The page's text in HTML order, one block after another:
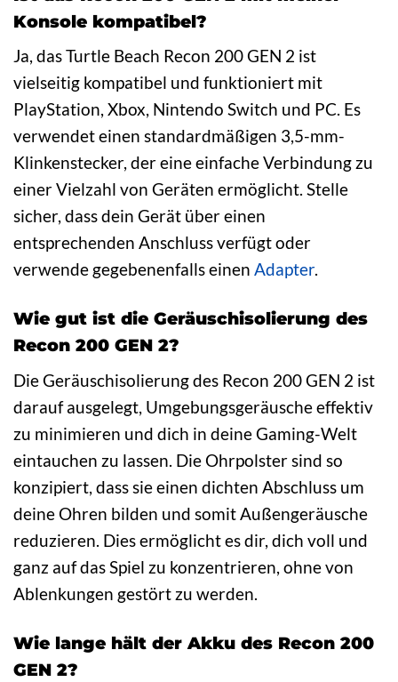
Konsole kompatibel?
Ja, das Turtle Beach Recon 200 GEN 2 ist
vielseitig kompatibel und funktioniert mit
PlayStation, Xbox, Nintendo Switch und PC. Es
verwendet einen standardmäßigen 3,5-mm-
Klinkenstecker, der eine einfache Verbindung zu
einer Vielzahl von Geräten ermöglicht. Stelle
sicher, dass dein Gerät über einen
entsprechenden Anschluss verfügt oder
verwende gegebenenfalls einen Adapter.
Wie gut ist die Geräuschisolierung des
Recon 200 GEN 2?
Die Geräuschisolierung des Recon 200 GEN 2 ist
darauf ausgelegt, Umgebungsgeräusche effektiv
zu minimieren und dich in deine Gaming-Welt
eintauchen zu lassen. Die Ohrpolster sind so
konzipiert, dass sie einen dichten Abschluss um
deine Ohren bilden und somit Außengeräusche
reduzieren. Dies ermöglicht es dir, dich voll und
ganz auf das Spiel zu konzentrieren, ohne von
Ablenkungen gestört zu werden.
Wie lange hält der Akku des Recon 200
GEN 2?